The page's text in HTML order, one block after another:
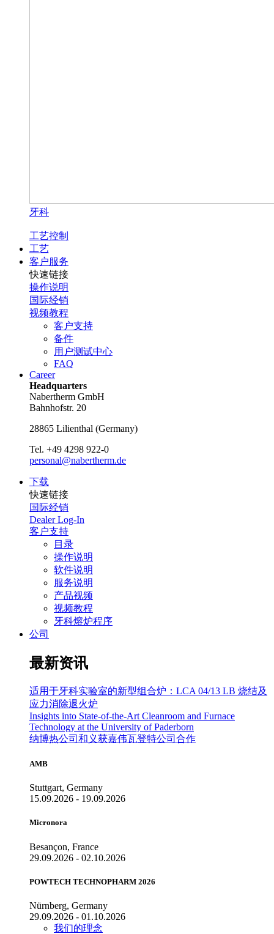
牙科
工艺控制
工艺
客户服务
快速链接
操作说明
国际经销
视频教程
客户支持
备件
用户测试中心
FAQ
Career
Headquarters
Nabertherm GmbH
Bahnhofstr. 20
28865 Lilienthal (Germany)
Tel. +49 4298 922-0
personal@nabertherm.de
下载
快速链接
国际经销
Dealer Log-In
客户支持
目录
操作说明
软件说明
服务说明
产品视频
视频教程
牙科熔炉程序
公司
最新资讯
适用于牙科实验室的新型组合炉：LCA 04/13 LB 烧结及
应力消除退火炉
Insights into State-of-the-Art Cleanroom and Furnace
Technology at the University of Paderborn
纳博热公司和义获嘉伟瓦登特公司合作
AMB
Stuttgart, Germany
15.09.2026 - 19.09.2026
Micronora
Besançon, France
29.09.2026 - 02.10.2026
POWTECH TECHNOPHARM 2026
Nürnberg, Germany
29.09.2026 - 01.10.2026
我们的理念